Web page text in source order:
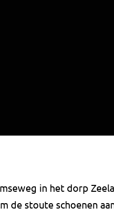
in het dorp
de stoute schoenen